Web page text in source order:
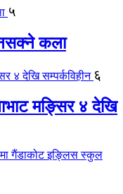
५
नसक्ने कला
६
मङ्सिर ४ देखि